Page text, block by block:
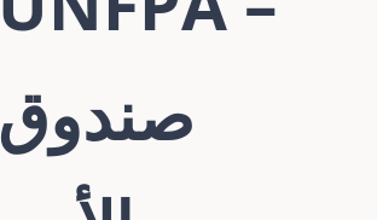
صندوق